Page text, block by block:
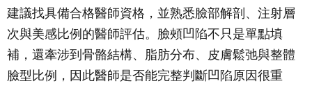
建議找具備合格醫師資格，並熟悉臉部解剖、注射層
次與美感比例的醫師評估。臉頰凹陷不只是單點填
補，還牽涉到骨骼結構、脂肪分布、皮膚鬆弛與整體
臉型比例，因此醫師是否能完整判斷凹陷原因很重